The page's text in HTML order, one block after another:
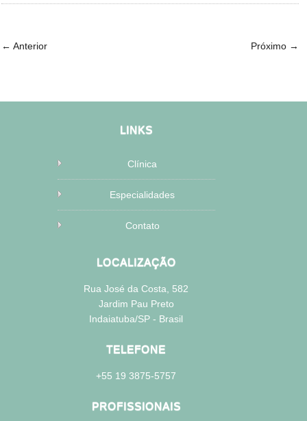
← Anterior Próximo →
LINKS
Clínica
Especialidades
Contato
LOCALIZAÇÃO
Rua José da Costa, 582
Jardim Pau Preto
Indaiatuba/SP - Brasil
TELEFONE
+55 19 3875-5757
PROFISSIONAIS